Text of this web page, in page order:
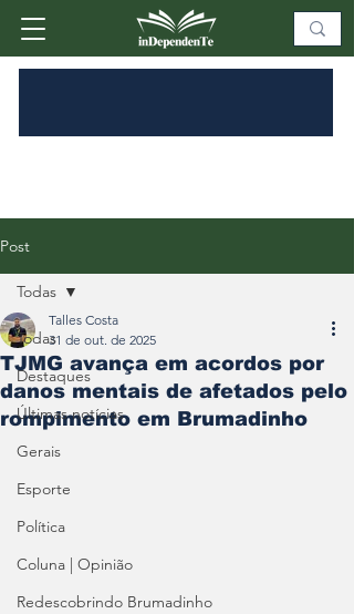
Post
Todas
Destaques
Últimas notícias
Gerais
Esporte
Política
Coluna | Opinião
Redescobrindo Brumadinho
Todas
TJMG avança em acordos por
danos mentais de afetados pelo
rompimento em Brumadinho
Talles Costa
31 de out. de 2025